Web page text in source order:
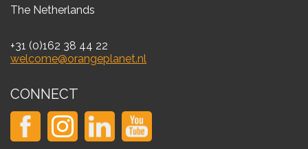
The Netherlands
+31 (0)162 38 44 22
welcome@orangeplanet.nl
CONNECT